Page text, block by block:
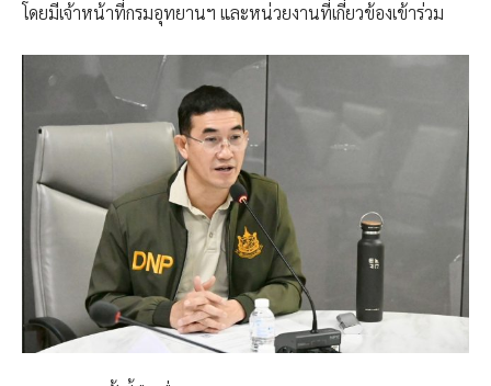
โดยมีเจ้าหน้าที่กรมอุทยานฯ และหน่วยงานที่เกี่ยวข้องเข้าร่วม